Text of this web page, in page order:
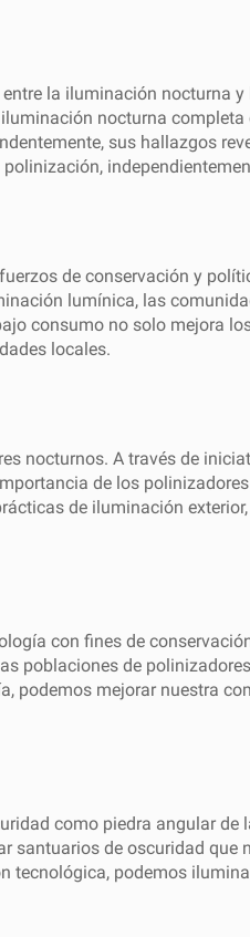
la iluminación nocturna
nocturna
sus hallazgos
de conservación y
lumínica, las
consumo no solo mejora
locales.
nocturnos. A través de
de los
de iluminación
con fines de
poblaciones de
podemos mejorar nuestra
como piedra angular de
santuarios de oscuridad que
tecnológica, podemos